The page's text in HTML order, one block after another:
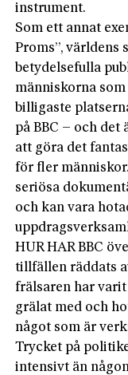
instrument.
Som ett annat
Proms”, världens
betydelsefulla
människorna
billigaste
på BBC – och
att göra det
för fler
seriösa
och kan vara
HUR HAR BBC
tillfällen räddats
frälsaren har
grälat med och
något som är
Trycket på
intensivt än